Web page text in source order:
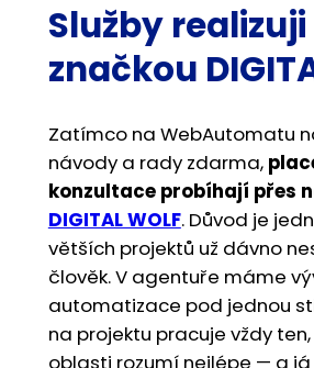
Služby
značkou
Zatímco na WebAutomatu
návody a rady zdarma,
konzultace probíhají přes
DIGITAL WOLF. Důvod je
větších projektů už dávno
člověk. V agentuře máme
automatizace pod jednou
na projektu pracuje vždy
oblasti rozumí nejlépe — a